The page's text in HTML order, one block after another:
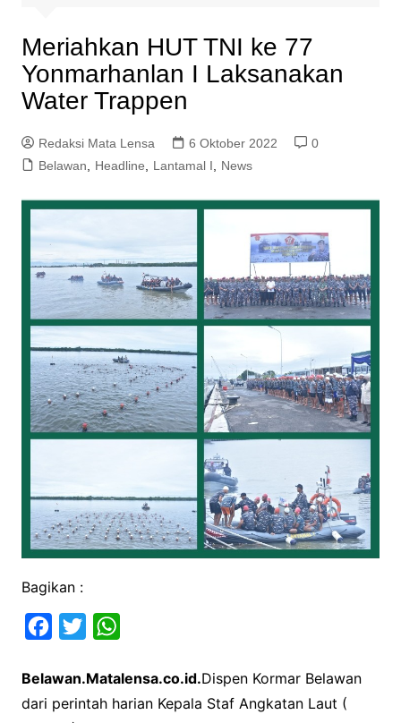
Meriahkan HUT TNI ke 77
Yonmarhanlan I Laksanakan
Water Trappen
Redaksi Mata Lensa 6 Oktober 2022
0
Belawan
Headline Lantamal I News
Bagikan :
c
e
i
t
a
t
Belawan.Matalensa.co.id.Dispen Kormar Belawan
dari perintah harian Kepala Staf Angkatan Laut (